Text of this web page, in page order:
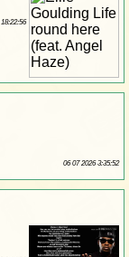
06 07 2026 3:35:52